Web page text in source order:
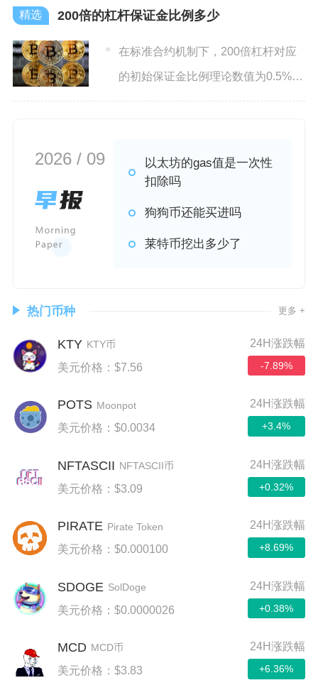
200倍的杠杆保证金比例多少
在标准合约机制下，200倍杠杆对应
的初始保证金比例理论数值为0.5%，
但该数值仅为基础参考
2026 / 09
以太坊的gas值是一次性
扣除吗
狗狗币还能买进吗
莱特币挖出多少了
热门币种 更多 +
KTY KTY币
美元价格：$7.56
24H涨跌幅
-7.89%
POTS Moonpot
美元价格：$0.0034
24H涨跌幅
+3.4%
NFTASCII NFTASCII币
美元价格：$3.09
24H涨跌幅
+0.32%
PIRATE Pirate Token
美元价格：$0.000100
24H涨跌幅
+8.69%
SDOGE SolDoge
美元价格：$0.0000026
24H涨跌幅
+0.38%
MCD MCD币
美元价格：$3.83
24H涨跌幅
+6.36%